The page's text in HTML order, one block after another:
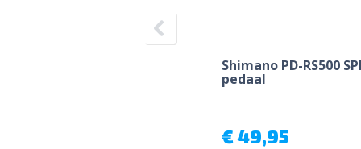
Shimano PD-RS500
pedaal
€49,95